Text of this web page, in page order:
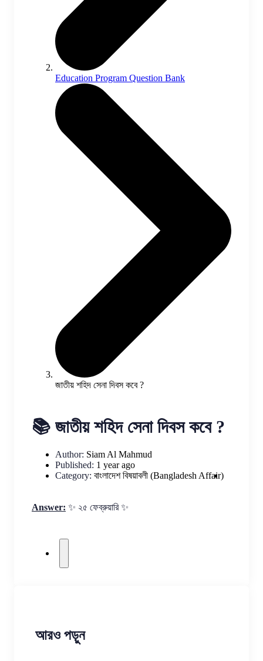
Education Program Question Bank
জাতীয় শহিদ সেনা দিবস কবে ?
📚 জাতীয় শহিদ সেনা দিবস কবে ?
Author: Siam Al Mahmud
Published: 1 year ago
Category: বাংলাদেশ বিষয়াবলী (Bangladesh Affair)
Answer: ✨ ২৫ ফেব্রুয়ারি ✨
আরও পড়ুন